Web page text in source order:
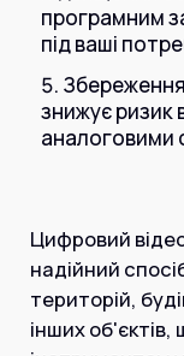
03134, м.
корпус А, 3
програмним
під ваші
знижує ризик
аналоговими
Цифровий
надійний
територій,
інших